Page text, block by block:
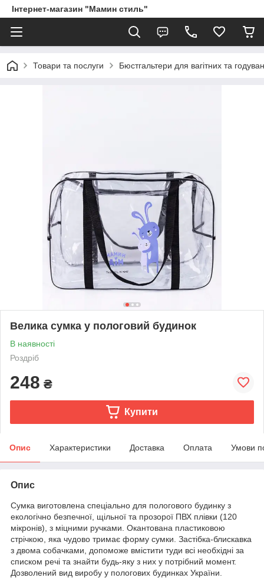
Інтернет-магазин "Мамин стиль"
Товари та послуги Бюстгальтери для вагітних та
Велика сумка у пологовий будинок
В наявності
Роздріб
248 ₴
Купити
Опис Характеристики Доставка Оплата Умови
Опис
Сумка виготовлена спеціально для пологового будинку з
екологічно безпечної, щільної та прозорої ПВХ плівки (120
мікронів), з міцними ручками. Окантована пластиковою
стрічкою, яка чудово тримає форму сумки. Застібка-блискавка
з двома собачками, допоможе вмістити туди всі необхідні за
списком речі та знайти будь-яку з них у потрібний момент.
Дозволений вид виробу у пологових будинках України.